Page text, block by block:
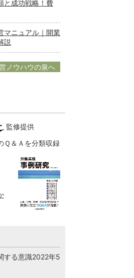
と成功戦略！費
マニュアル｜開業
説
ノウハウの泉へ
監修提供
Ｑ＆Ａを分類収録
する意識2022年5